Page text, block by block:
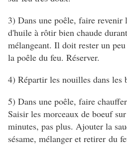
3) Dans une poêle, faire revenir
d'huile à rôtir bien chaude
mélangeant. Il doit rester un
la poêle du feu. Réserver.
4) Répartir les nouilles dans les
5) Dans une poêle, faire
Saisir les morceaux de boeuf
minutes, pas plus. Ajouter la
sésame, mélanger et retirer du